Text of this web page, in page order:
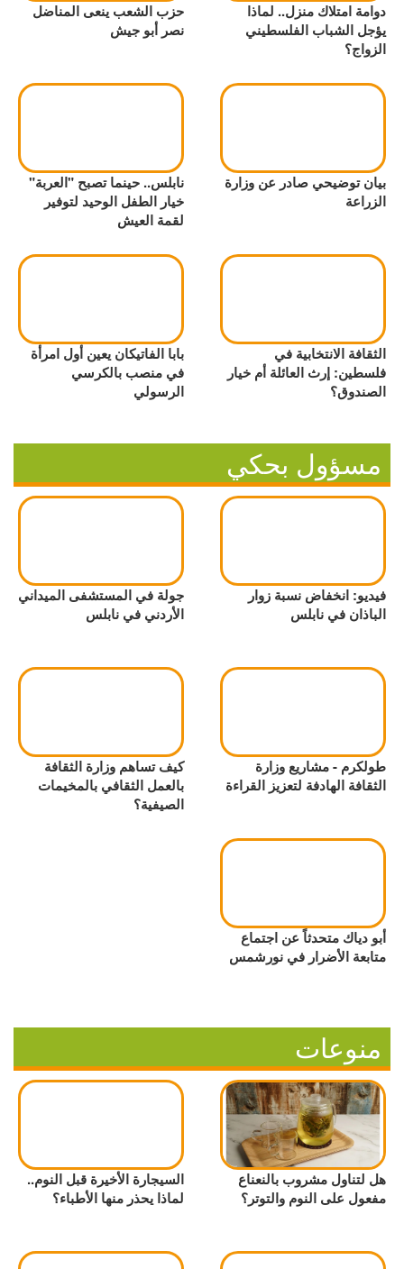
دوامة امتلاك منزل.. لماذا
يؤجل الشباب الفلسطيني
الزواج؟
حزب الشعب ينعى المناضل
نصر أبو جيش
بيان توضيحي صادر عن وزارة
الزراعة
نابلس.. حينما تصبح "العربة"
خيار الطفل الوحيد لتوفير
لقمة العيش
الثقافة الانتخابية في
فلسطين: إرث العائلة أم خيار
الصندوق؟
بابا الفاتيكان يعين أول امرأة
في منصب بالكرسي
الرسولي
مسؤول بحكي
فيديو: انخفاض نسبة زوار
الباذان في نابلس
جولة في المستشفى الميداني
الأردني في نابلس
طولكرم - مشاريع وزارة
الثقافة الهادفة لتعزيز القراءة
كيف تساهم وزارة الثقافة
بالعمل الثقافي بالمخيمات
الصيفية؟
أبو دياك متحدثاً عن اجتماع
متابعة الأضرار في نورشمس
منوعات
هل لتناول مشروب بالنعناع
مفعول على النوم والتوتر؟
السيجارة الأخيرة قبل النوم..
لماذا يحذر منها الأطباء؟